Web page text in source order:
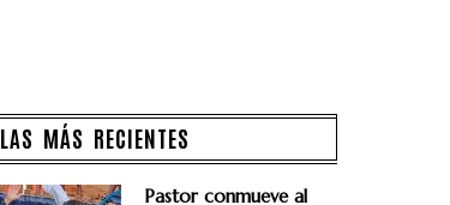
LAS MÁS RECIENTES
Pastor conmueve al